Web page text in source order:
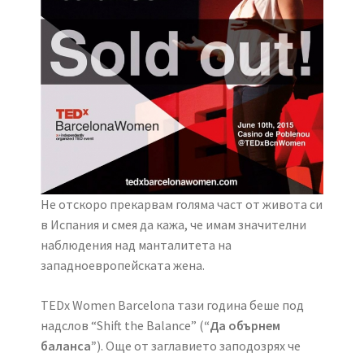
Не отскоро прекарвам голяма част от живота си
в Испания и смея да кажа, че имам значителни
наблюдения над манталитета на
западноевропейската жена.
TEDx Women Barcelona тази година беше под
надслов “Shift the Balance” (“Да обърнем
баланса”). Още от заглавието заподозрях че